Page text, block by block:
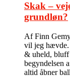
Skak –
grundløn?
Af Finn
vil jeg hævde.
& uheld, bluff
begyndelsen
altid åbner